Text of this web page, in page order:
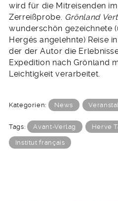
wird für die Mitreisenden
Zerreißprobe. Grönland
wunderschön gezeichnete
Hergés angelehnte) Reise
der der Autor die
Expedition nach Grönland
Leichtigkeit verarbeitet.
Kategorien: News
Tags: Avant-Verlag Herve
Institut français